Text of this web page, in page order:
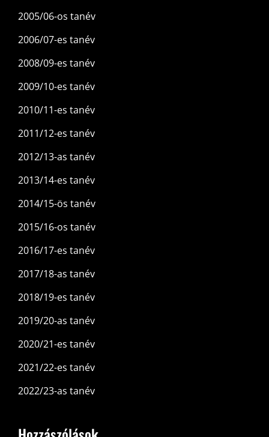
2005/06-os tanév
2006/07-es tanév
2008/09-es tanév
2009/10-es tanév
2010/11-es tanév
2011/12-es tanév
2012/13-as tanév
2013/14-es tanév
2014/15-ös tanév
2015/16-os tanév
2016/17-es tanév
2017/18-as tanév
2018/19-es tanév
2019/20-as tanév
2020/21-es tanév
2021/22-es tanév
2022/23-as tanév